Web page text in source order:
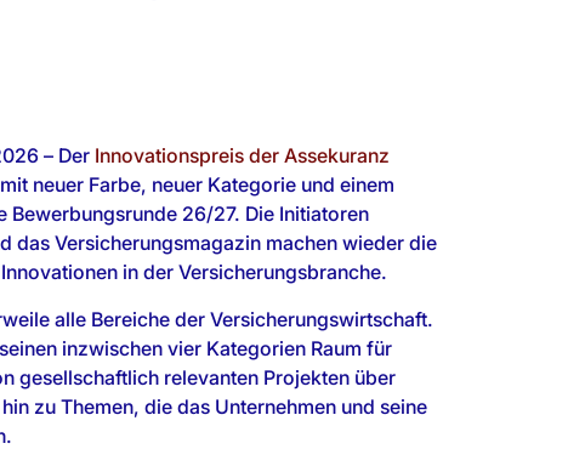
– Der Innovationspreis der Assekuranz
neuer Farbe, neuer Kategorie und einem
Bewerbungsrunde 26/27. Die Initiatoren
das Versicherungsmagazin machen wieder die
in der Versicherungsbranche.
alle Bereiche der Versicherungswirtschaft.
inzwischen vier Kategorien Raum für
gesellschaftlich relevanten Projekten über
zu Themen, die das Unternehmen und seine